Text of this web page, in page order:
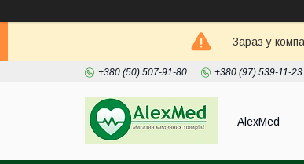
Зараз у
+380 (50) 507-91-80 +380 (97) 539-11-23
AlexMed